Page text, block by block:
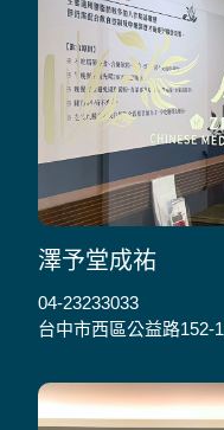
澤予堂成祐
04-23233033
台中市西區公益路152-